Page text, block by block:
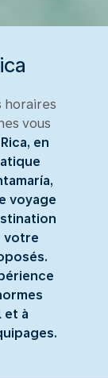
horaires
vous
en
voyage
votre
et à